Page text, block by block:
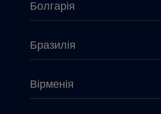
Болгарія
Бразилія
Вірменія